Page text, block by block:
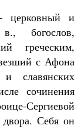
церковный и
богослов,
греческим,
с Афона
славянских
сочинения
Сергиевой
двора. Себя он